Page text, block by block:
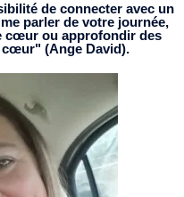
de connecter avec un
parler de votre journée,
cœur ou approfondir des
(Ange David).